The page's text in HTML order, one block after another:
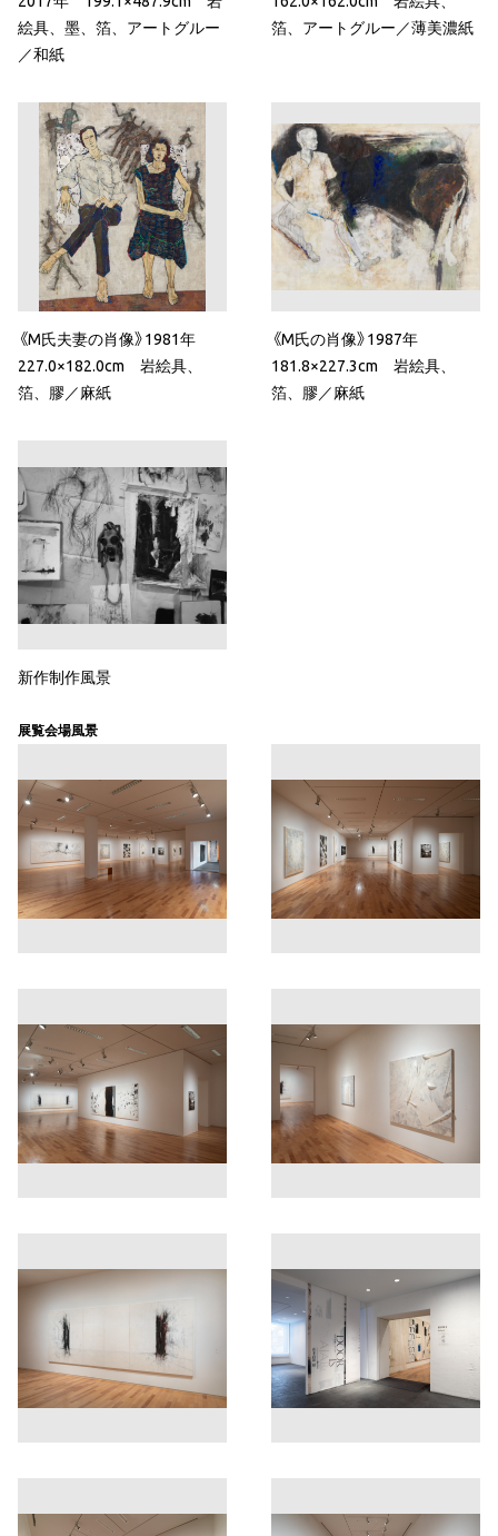
絵具、墨、箔、アートグルー
／和紙
箔、アートグルー／薄美濃紙
《M氏夫妻の肖像》1981年
227.0×182.0cm 岩絵具、
箔、膠／麻紙
《M氏の肖像》1987年
181.8×227.3cm 岩絵具、
箔、膠／麻紙
新作制作風景
展覧会場風景